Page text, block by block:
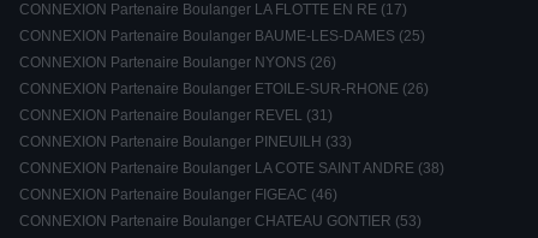
CONNEXION Partenaire Boulanger LA FLOTTE EN RE (17)
CONNEXION Partenaire Boulanger BAUME-LES-DAMES (25)
CONNEXION Partenaire Boulanger NYONS (26)
CONNEXION Partenaire Boulanger ETOILE-SUR-RHONE (26)
CONNEXION Partenaire Boulanger REVEL (31)
CONNEXION Partenaire Boulanger PINEUILH (33)
CONNEXION Partenaire Boulanger LA COTE SAINT ANDRE (38)
CONNEXION Partenaire Boulanger FIGEAC (46)
CONNEXION Partenaire Boulanger CHATEAU GONTIER (53)